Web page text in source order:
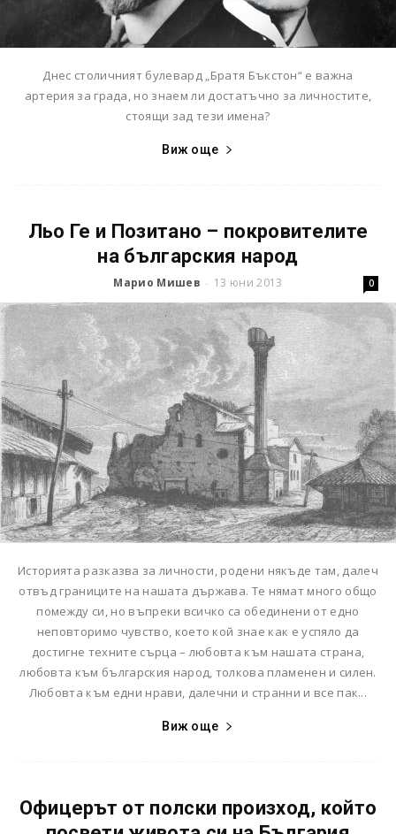
Днес столичният булевард „Братя Бъкстон“ е важна
артерия за града, но знаем ли достатъчно за личностите,
стоящи зад тези имена?
Виж още
Льо Ге и Позитано – покровителите
на българския народ
Марио Мишев - 13 юни 2013 0
Историята разказва за личности, родени някъде там, далеч
отвъд границите на нашата държава. Те нямат много общо
помежду си, но въпреки всичко са обединени от едно
неповторимо чувство, което кой знае как е успяло да
достигне техните сърца – любовта към нашата страна,
любовта към българския народ, толкова пламенен и силен.
Любовта към едни нрави, далечни и странни и все пак...
Виж още
Офицерът от полски произход, който